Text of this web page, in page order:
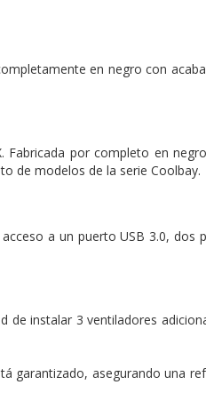
en negro con
Fabricada por completo en
de modelos de la serie Coolbay.
a un puerto USB 3.0, dos
instalar 3 ventiladores
garantizado, asegurando una